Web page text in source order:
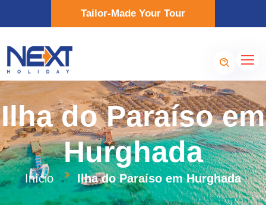
Tailor-Made Your Tour
Ilha do Paraíso em
Hurghada
Início Ilha do Paraíso em Hurghada